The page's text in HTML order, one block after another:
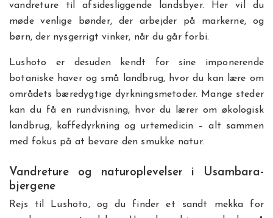
vandreture til afsidesliggende landsbyer. Her vil du
møde venlige bønder, der arbejder på markerne, og
børn, der nysgerrigt vinker, når du går forbi.
Lushoto er desuden kendt for sine imponerende
botaniske haver og små landbrug, hvor du kan lære om
områdets bæredygtige dyrkningsmetoder. Mange steder
kan du få en rundvisning, hvor du lærer om økologisk
landbrug, kaffedyrkning og urtemedicin – alt sammen
med fokus på at bevare den smukke natur.
Vandreture og naturoplevelser i Usambara-
bjergene
Rejs til Lushoto, og du finder et sandt mekka for